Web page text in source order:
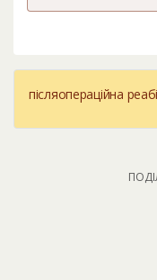
післяопераційна